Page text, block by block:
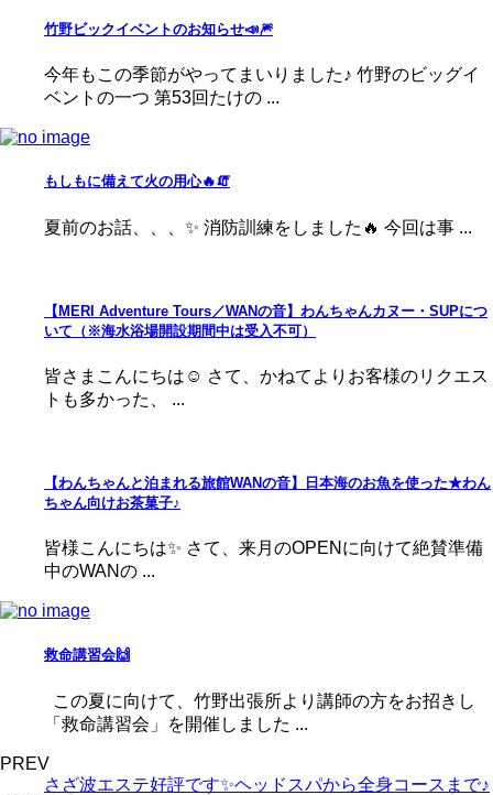
竹野ビックイベントのお知らせ📣🎆
今年もこの季節がやってまいりました♪ 竹野のビッグイ
ベントの一つ 第53回たけの ...
もしもに備えて火の用心🔥🧯
夏前のお話、、、✨ 消防訓練をしました🔥 今回は事 ...
【MERI Adventure Tours／WANの音】わんちゃんカヌー・SUPにつ
いて（※海水浴場開設期間中は受入不可）
皆さまこんにちは☺ さて、かねてよりお客様のリクエス
トも多かった、 ...
【わんちゃんと泊まれる旅館WANの音】日本海のお魚を使った★わん
ちゃん向けお茶菓子♪
皆様こんにちは✨ さて、来月のOPENに向けて絶賛準備
中のWANの ...
救命講習会🙌
この夏に向けて、竹野出張所より講師の方をお招きし
「救命講習会」を開催しました ...
PREV
さざ波エステ好評です✨ヘッドスパから全身コースまで♪